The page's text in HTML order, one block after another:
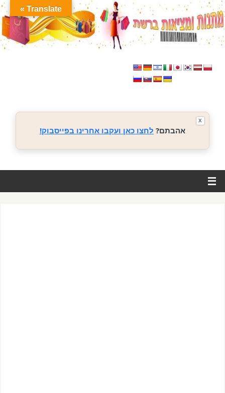
אהבתם? לחצו כאן ועקבו אחרינו בפייסבוק!
X
Translate »